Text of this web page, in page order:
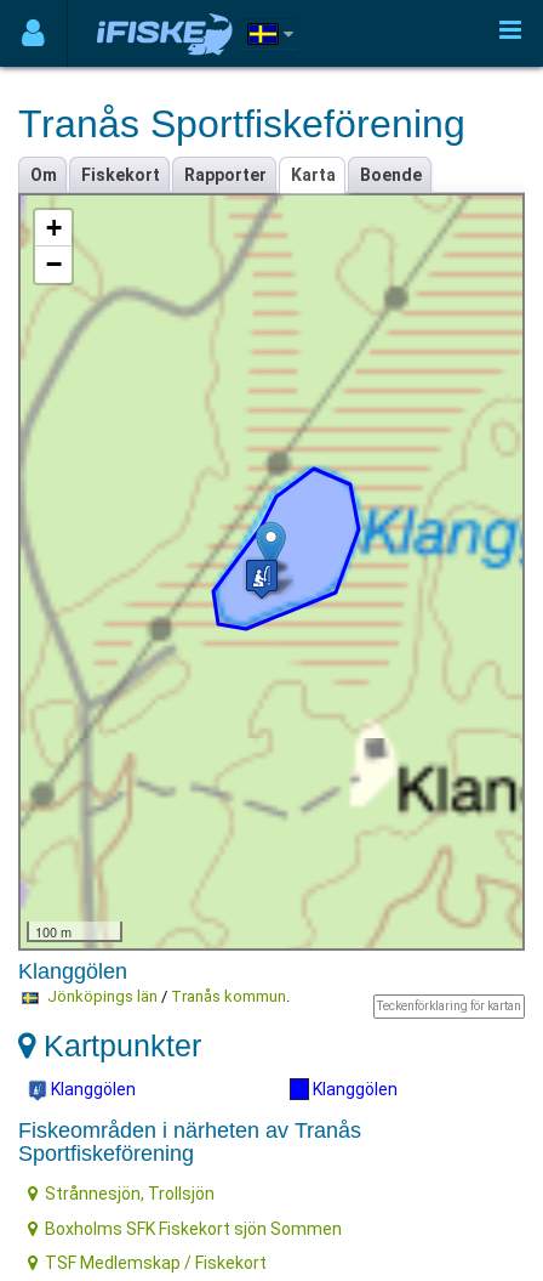
Tranås Sportfiskeförening
Om Fiskekort Rapporter Karta Boende
+
−
100 m
Klanggölen
Teckenförklaring för kartan
Jönköpings län / Tranås kommun.
Kartpunkter
Klanggölen Klanggölen
Fiskeområden i närheten av Tranås
Sportfiskeförening
Strånnesjön, Trollsjön
Boxholms SFK Fiskekort sjön Sommen
TSF Medlemskap / Fiskekort